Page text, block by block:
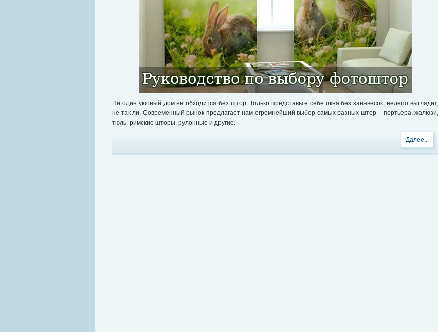
Ни один уютный дом не обходится без штор. Только представьте себе окна без занавесок, нелепо выглядит,
не так ли. Современный рынок предлагает нам огромнейший выбор самых разных штор – портьера, жалюзи,
тюль, римские шторы, рулонные и другие.
Далее...